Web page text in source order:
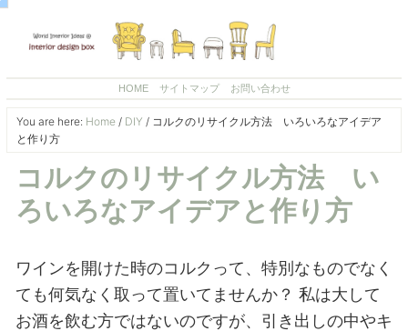
HOME サイトマップ お問い合わせ
You are here: Home / DIY /コルクのリサイクル方法 いろいろなアイデア
と作り方
コルクのリサイクル方法 い
ろいろなアイデアと作り方
ワインを開けた時のコルクって、特別なものでなく
ても何気なく取って置いてませんか？ 私は大して
お酒を飲む方ではないのですが、引き出しの中やキ